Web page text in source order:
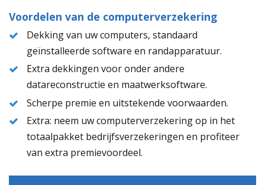
Voordelen van de computerverzekering
Dekking van uw computers, standaard
geïnstalleerde software en randapparatuur.
Extra dekkingen voor onder andere
datareconstructie en maatwerksoftware.
Scherpe premie en uitstekende voorwaarden.
Extra: neem uw computerverzekering op in het
totaalpakket bedrijfsverzekeringen en profiteer
van extra premievoordeel.